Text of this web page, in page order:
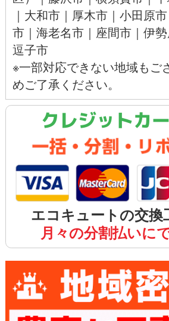
｜ 大和市｜ 厚木市｜ 小田原市
市｜ 海老名市｜ 座間市｜ 伊
逗子市
※一部対応できない地域もご
めご了承ください。
クレジットカ
エコキュートの交換
月々の分割払いに